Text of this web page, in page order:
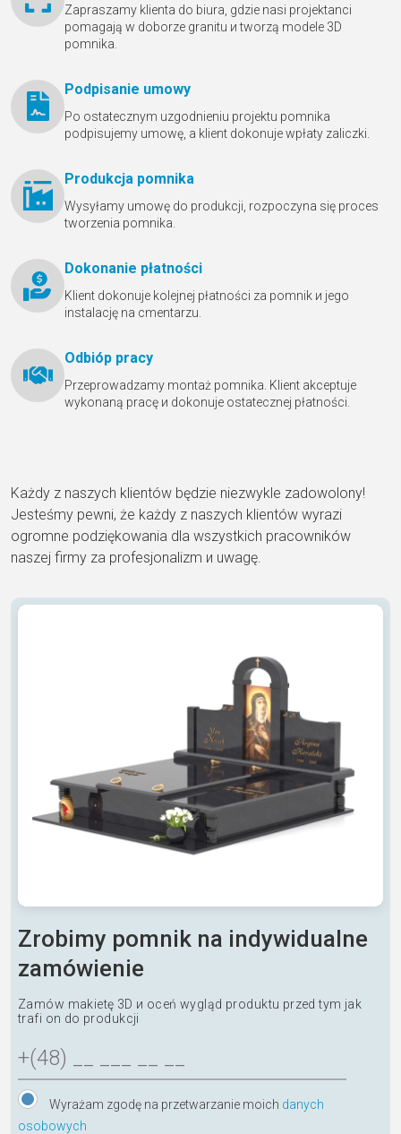
Zapraszamy klienta do biura, gdzie nasi projektanci
pomagają w doborze granitu и tworzą modele 3D
pomnika.
Podpisanie umowy
Po ostatecznym uzgodnieniu projektu pomnika
podpisujemy umowę, a klient dokonuje wpłaty zaliczki.
Produkcja pomnika
Wysyłamy umowę do produkcji, rozpoczyna się proces
tworzenia pomnika.
Dokonanie płatności
Klient dokonuje kolejnej płatności za pomnik и jego
instalację na cmentarzu.
Odbióр pracy
Przeprowadzamy montaż pomnika. Klient akceptuje
wykonaną pracę и dokonuje ostatecznej płatności.
Każdy z naszych klientów będzie niezwykle zadowolony!
Jesteśmy pewni, że każdy z naszych klientów wyrazi
ogromne podziękowania dla wszystkich pracowników
naszej firmy za profesjonalizm и uwagę.
Zrobimy pomnik na indywidualne
zamówienie
Zamów makietę 3D и oceń wygląd produktu przed tym jak
trafi on do produkcji
Wyrażam zgodę na przetwarzanie moich danych
osobowych